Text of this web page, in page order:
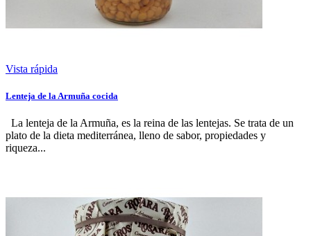
Vista rápida
Lenteja de la Armuña cocida
La lenteja de la Armuña, es la reina de las lentejas. Se trata de un
plato de la dieta mediterránea, lleno de sabor, propiedades y
riqueza...